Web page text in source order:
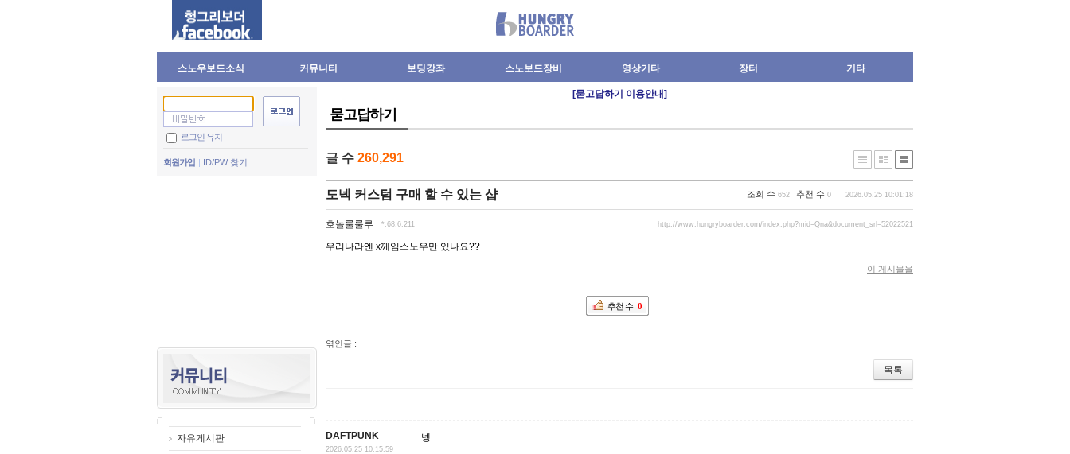
스노우보드소식 커뮤니티 보딩강좌 스노보드장비 영상기타 장터 기타
로그인 유지
회원가입 ID/PW 찾기
자유게시판
[묻고답하기 이용안내]
묻고답하기
글 수 260,291
도넥 커스텀 구매 할 수 있는 샵 조회 수 652 추천 수 0 2026.05.25 10:01:18
호놀룰룰루 *.68.6.211 http://www.hungryboarder.com/index.php?mid=Qna&document_srl=52022521
우리나라엔 x께임스노우만 있나요??
이 게시물을
추천 수 0
엮인글 :
목록
DAFTPUNK
2026.05.25 10:15:59
넹